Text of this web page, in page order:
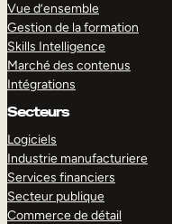
Vue d’ensemble
Gestion de la formation
Skills Intelligence
Marché des contenus
Intégrations
Secteurs
Logiciels
Industrie manufacturiere
Services financiers
Secteur publique
Commerce de détail